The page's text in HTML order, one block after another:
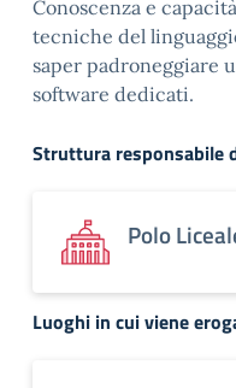
Conoscenza e
tecniche del
saper padroneggiare
software dedicati.
Struttura responsabile
Polo
Luoghi in cui viene